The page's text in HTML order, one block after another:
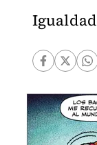
Igualdad